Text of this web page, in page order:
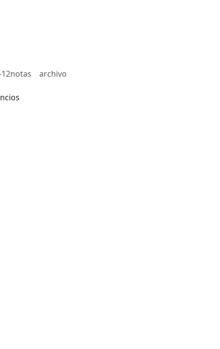
12notas archivo